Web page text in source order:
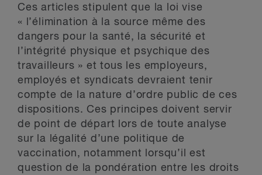
Ces articles stipulent que la loi vise
« l’élimination à la source même des
dangers pour la santé, la sécurité et
l’intégrité physique et psychique des
travailleurs » et tous les employeurs,
employés et syndicats devraient tenir
compte de la nature d’ordre public de ces
dispositions. Ces principes doivent servir
de point de départ lors de toute analyse
sur la légalité d’une politique de
vaccination, notamment lorsqu’il est
question de la pondération entre les droits